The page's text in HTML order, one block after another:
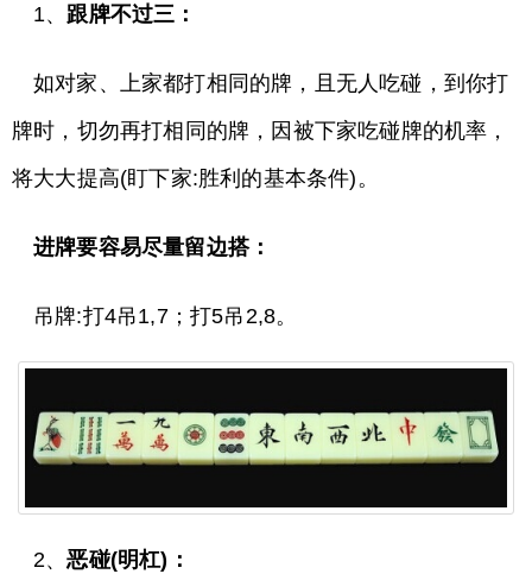
1、 跟牌不过三：
如对家、上家都打相同的牌，且无人吃碰，到你打
牌时，切勿再打相同的牌，因被下家吃碰牌的机率，
将大大提高(盯下家:胜利的基本条件)。
进牌要容易尽量留边搭：
吊牌:打4吊1,7；打5吊2,8。
2、恶碰(明杠)：